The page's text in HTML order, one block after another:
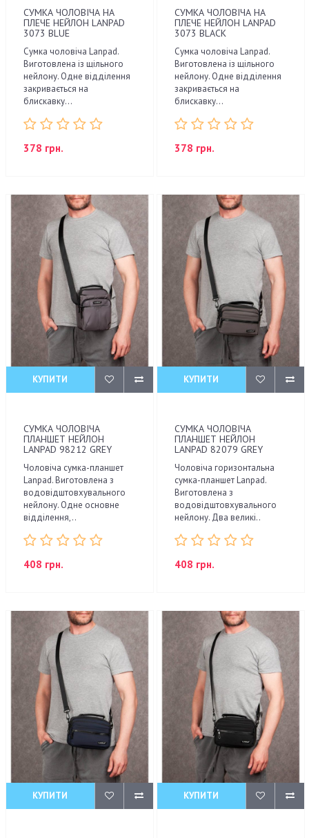
СУМКА ЧОЛОВІЧА НА
ПЛЕЧЕ НЕЙЛОН LANPAD
3073 BLUE
Сумка чоловіча Lanpad.
Виготовлена ​​із щільного
нейлону. Одне відділення
закривається на
блискавку...
378 грн.
СУМКА ЧОЛОВІЧА НА
ПЛЕЧЕ НЕЙЛОН LANPAD
3073 BLACK
Сумка чоловіча Lanpad.
Виготовлена ​​із щільного
нейлону. Одне відділення
закривається на
блискавку...
378 грн.
КУПИТИ
СУМКА ЧОЛОВІЧА
ПЛАНШЕТ НЕЙЛОН
LANPAD 98212 GREY
Чоловіча сумка-планшет
Lanpad. Виготовлена з
водовідштовхувального
нейлону. Одне основне
відділення,..
408 грн.
КУПИТИ
СУМКА ЧОЛОВІЧА
ПЛАНШЕТ НЕЙЛОН
LANPAD 82079 GREY
Чоловіча горизонтальна
сумка-планшет Lanpad.
Виготовлена з
водовідштовхувального
нейлону. Два великі..
408 грн.
КУПИТИ КУПИТИ